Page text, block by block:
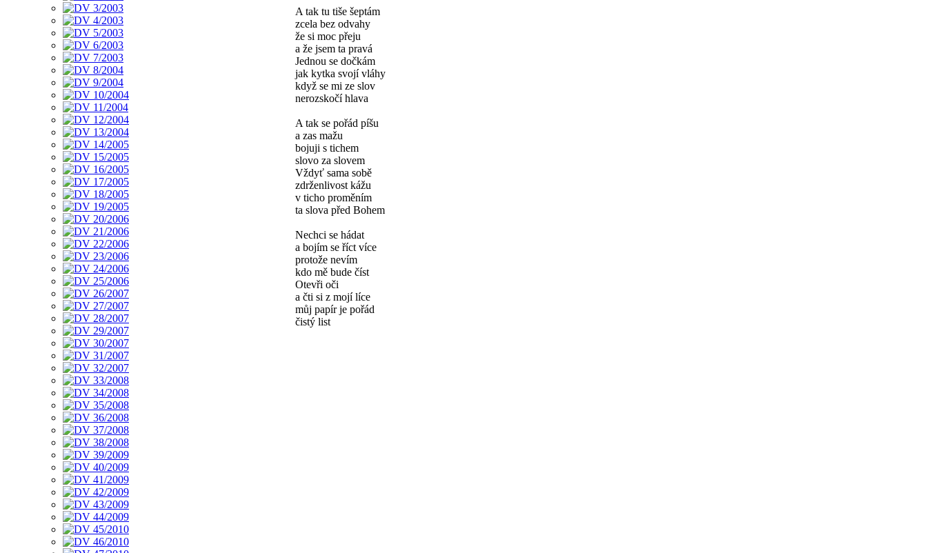
A tak tu tiše šeptám
zcela bez odvahy
že si moc přeju
a že jsem ta pravá
Jednou se dočkám
jak kytka svojí vláhy
když se mi ze slov
nerozskočí hlava
A tak se pořád píšu
a zas mažu
bojuji s tichem
slovo za slovem
Vždyť sama sobě
zdrženlivost kážu
v ticho proměním
ta slova před Bohem
Nechci se hádat
a bojím se říct více
protože nevím
kdo mě bude číst
Otevři oči
a čti si z mojí líce
můj papír je pořád
čistý list